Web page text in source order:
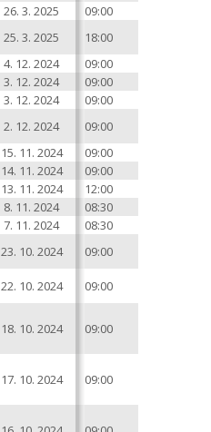
26. 3. 2025
09:00
25. 3. 2025
18:00
4. 12. 2024
09:00
3. 12. 2024
09:00
3. 12. 2024
09:00
2. 12. 2024
09:00
15. 11. 2024
09:00
14. 11. 2024
09:00
13. 11. 2024
12:00
8. 11. 2024
08:30
7. 11. 2024
08:30
23. 10. 2024 09:00
22. 10. 2024 09:00
18. 10. 2024 09:00
17. 10. 2024 09:00